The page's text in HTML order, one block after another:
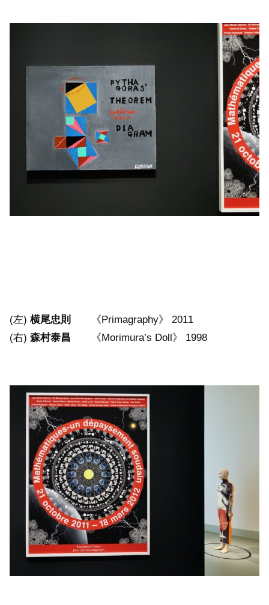
(左) 横尾忠則
《Primagraphy》 2011
(右) 森村泰昌 《Morimura’s Doll》 1998